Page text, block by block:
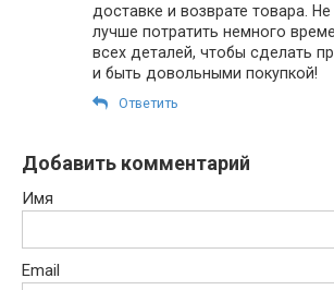
доставке и возврате товара. Не
лучше потратить немного
всех деталей, чтобы сделать
и быть довольными покупкой!
Ответить
Добавить комментарий
Имя
Email